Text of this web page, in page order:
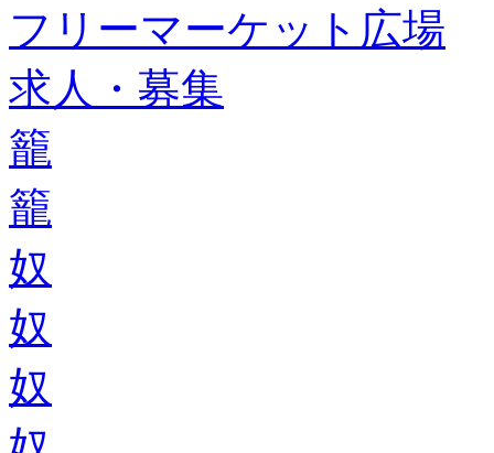
フリーマーケット広場
求人・募集
籠
籠
奴
奴
奴